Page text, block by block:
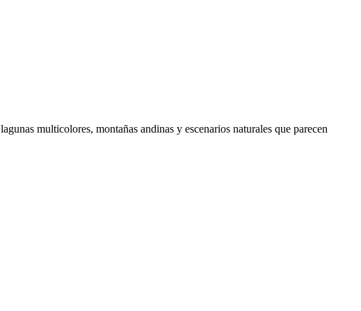
multicolores, montañas andinas y escenarios naturales que parecen